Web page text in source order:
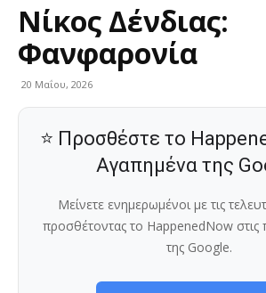
Νίκος Δένδιας:
Φανφαρονία
20 Μαΐου, 2026
⭐ Προσθέστε το
Αγαπημένα της
Μείνετε ενημερωμένοι με τις
προσθέτοντας το HappenedNow στις
της Google.